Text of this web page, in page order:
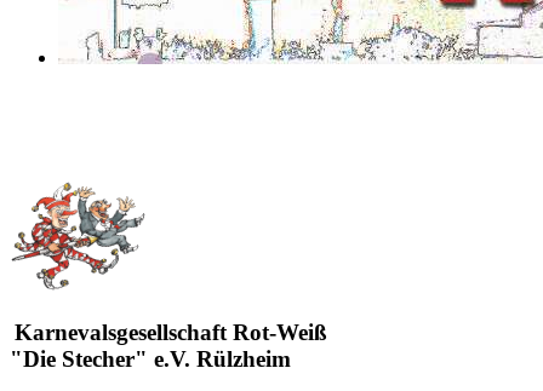
Karnevalsgesellschaft Rot-Weiß
"Die Stecher" e.V. Rülzheim